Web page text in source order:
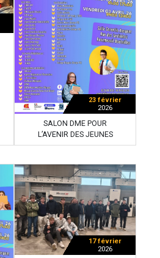
23 février
2026
SALON DME POUR
L’AVENIR DES JEUNES
17 février
2026